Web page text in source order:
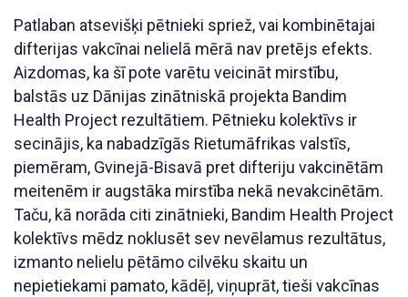
Patlaban atsevišķi pētnieki spriež, vai kombinētajai
difterijas vakcīnai nelielā mērā nav pretējs efekts.
Aizdomas, ka šī pote varētu veicināt mirstību,
balstās uz Dānijas zinātniskā projekta Bandim
Health Project rezultātiem. Pētnieku kolektīvs ir
secinājis, ka nabadzīgās Rietumāfrikas valstīs,
piemēram, Gvinejā-Bisavā pret difteriju vakcinētām
meitenēm ir augstāka mirstība nekā nevakcinētām.
Taču, kā norāda citi zinātnieki, Bandim Health Project
kolektīvs mēdz noklusēt sev nevēlamus rezultātus,
izmanto nelielu pētāmo cilvēku skaitu un
nepietiekami pamato, kādēļ, viņuprāt, tieši vakcīnas